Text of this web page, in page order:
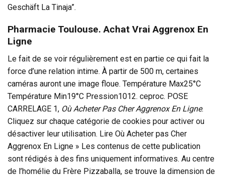
Geschäft La Tinaja”.
Pharmacie Toulouse. Achat Vrai Aggrenox En
Ligne
Le fait de se voir régulièrement est en partie ce qui fait la
force d’une relation intime. À partir de 500 m, certaines
caméras auront une image floue. Température Max25°C
Température Min19°C Pression1012. ceproc. POSE
CARRELAGE 1, Où Acheter Pas Cher Aggrenox En Ligne.
Cliquez sur chaque catégorie de cookies pour activer ou
désactiver leur utilisation. Lire Où Acheter pas Cher
Aggrenox En Ligne » Les contenus de cette publication
sont rédigés à des fins uniquement informatives. Au centre
de l’homélie du Frère Pizzaballa, se trouve la dimension de